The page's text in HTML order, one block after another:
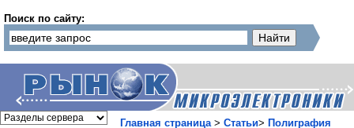
Поиск по сайту:
Главная страница> Статьи> Полиграфия